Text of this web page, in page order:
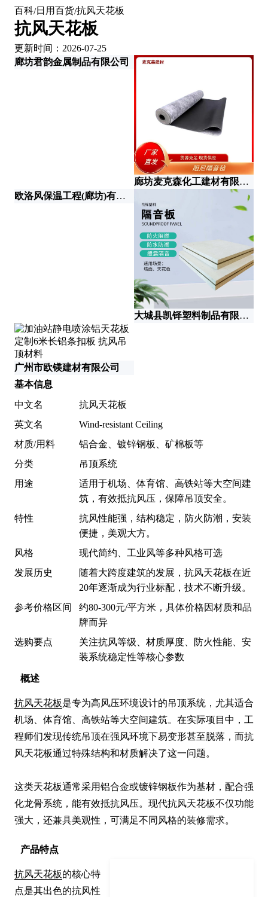
百科/日用百货/抗风天花板
抗风天花板
更新时间：2026-07-25
廊坊君韵金属制品有限公司
廊坊麦克森化工建材有限公司
欧洛风保温工程(廊坊)有限公司
大城县凯铎塑料制品有限公司
广州市欧镁建材有限公司
概述
抗风天花板是专为高风压环境设计的吊顶系统，尤其适合
机场、体育馆、高铁站等大空间建筑。在实际项目中，工
程师们发现传统吊顶在强风环境下易变形甚至脱落，而抗
风天花板通过特殊结构和材质解决了这一问题。
这类天花板通常采用铝合金或镀锌钢板作为基材，配合强
化龙骨系统，能有效抵抗风压。现代抗风天花板不仅功能
强大，还兼具美观性，可满足不同风格的装修需求。
产品特点
抗风天花板的核心特
点是其出色的抗风性
基本信息
中文名
抗风天花板
英文名
Wind-resistant Ceiling
材质/用料
铝合金、镀锌钢板、矿棉板等
分类
吊顶系统
用途
适用于机场、体育馆、高铁站等大空间建
筑，有效抵抗风压，保障吊顶安全。
特性
抗风性能强，结构稳定，防火防潮，安装
便捷，美观大方。
风格
现代简约、工业风等多种风格可选
发展历史
随着大跨度建筑的发展，抗风天花板在近
20年逐渐成为行业标配，技术不断升级。
参考价格区间
约80-300元/平方米，具体价格因材质和品
牌而异
选购要点
关注抗风等级、材质厚度、防火性能、安
装系统稳定性等核心参数